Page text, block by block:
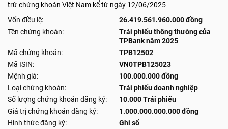
trừ chứng khoán Việt Nam kể từ ngày 12/06/2025
Vốn điều lệ:
26.419.561.960.000 đồng
Tên chứng khoán:
Trái phiếu thông thường của
TPBank năm 2025
Mã chứng khoán:
TPB12502
Mã ISIN:
VN0TPB125023
Mệnh giá:
100.000.000 đồng
Loại chứng khoán:
Trái phiếu doanh nghiệp
Số lượng chứng khoán đăng ký:
10.000 Trái phiếu
Giá trị chứng khoán đăng ký:
1.000.000.000.000 đồng
Hình thức đăng ký:
Ghi sổ